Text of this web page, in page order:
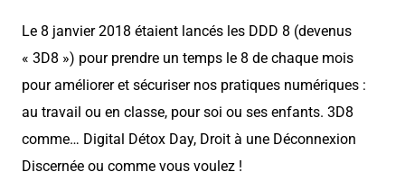
Le 8 janvier 2018 étaient lancés les DDD 8 (devenus
« 3D8 ») pour prendre un temps le 8 de chaque mois
pour améliorer et sécuriser nos pratiques numériques :
au travail ou en classe, pour soi ou ses enfants. 3D8
comme… Digital Détox Day, Droit à une Déconnexion
Discernée ou comme vous voulez !